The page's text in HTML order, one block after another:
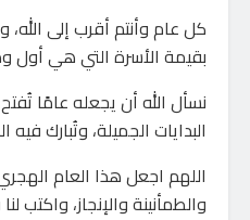
كل عام وأنتم أقرب إلى الله،
بقيمة الأسرة التي هي أول
نسأل الله أن يجعله عامًا
البدايات الجميلة، وتُبارك
اللهم اجعل هذا العام
والطمأنينة والإنجاز، واكتب